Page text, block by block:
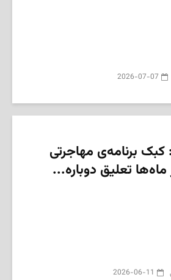
2026-07-07
برنامه‌ی مهاجرتی
2026-06-11